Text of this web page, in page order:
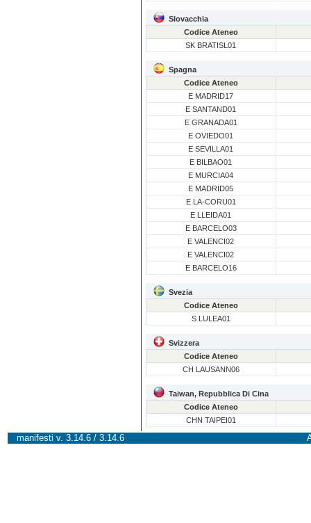
Slovacchia
Codice Ateneo
SK BRATISL01
Spagna
Codice Ateneo
E MADRID17
E SANTAND01
E GRANADA01
E OVIEDO01
E SEVILLA01
E BILBAO01
E MURCIA04
E MADRID05
E LA-CORU01
E LLEIDA01
E BARCELO03
E VALENCI02
E VALENCI02
E BARCELO16
Svezia
Codice Ateneo
S LULEA01
Svizzera
Codice Ateneo
CH LAUSANN06
Taiwan, Repubblica Di Cina
Codice Ateneo
CHN TAIPEI01
manifesti v. 3.14.6 / 3.14.6